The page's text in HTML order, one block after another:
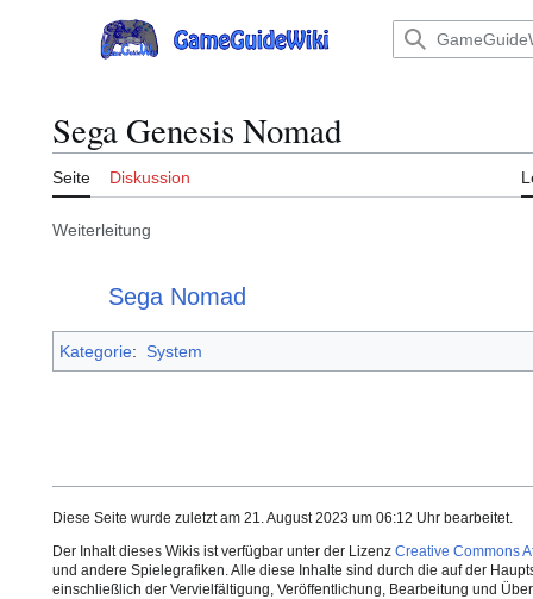
Hauptmenü
Sega Genesis Nomad
Seite Diskussion
Weiterleitung
Sega Nomad
Kategorie: System
Diese Seite wurde zuletzt am 21. August 2023 um 06:12 Uhr bearbeitet.
Der Inhalt dieses Wikis ist verfügbar unter der Lizenz Creative Commons
und andere Spielegrafiken. Alle diese Inhalte sind durch die auf der
einschließlich der Vervielfältigung, Veröffentlichung, Bearbeitung und